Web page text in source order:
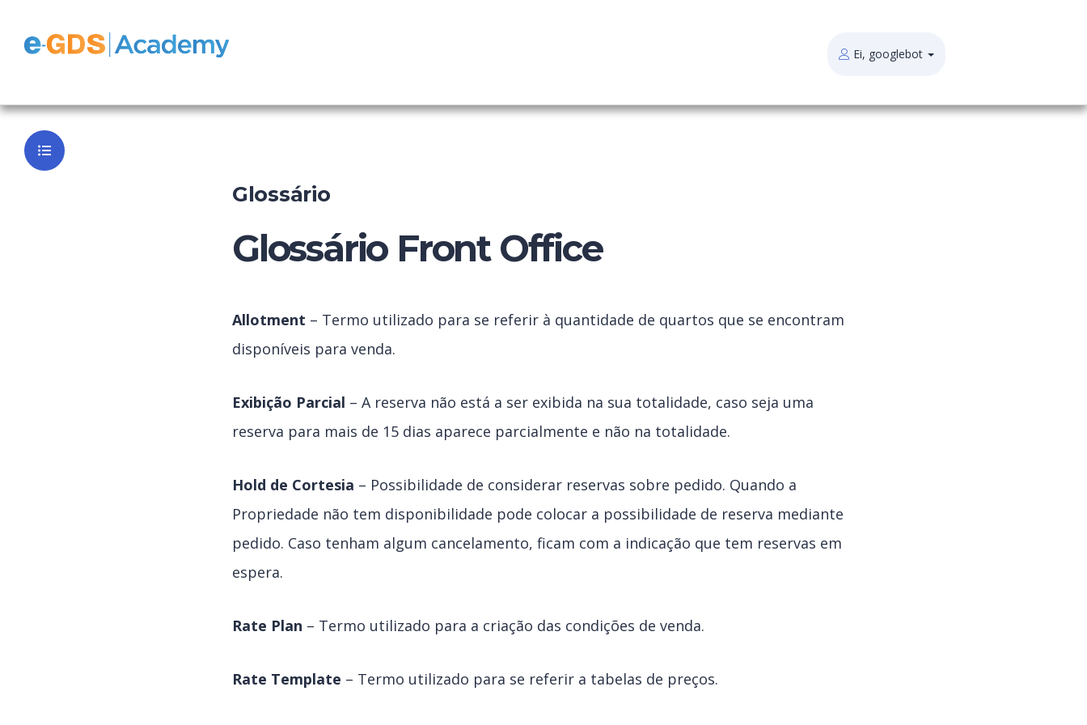
Ei, googlebot
Glossário
Glossário Front Office
Allotment – Termo utilizado para se referir à quantidade de quartos que se encontram
disponíveis para venda.
Exibição Parcial – A reserva não está a ser exibida na sua totalidade, caso seja uma
reserva para mais de 15 dias aparece parcialmente e não na totalidade.
Hold de Cortesia – Possibilidade de considerar reservas sobre pedido. Quando a
Propriedade não tem disponibilidade pode colocar a possibilidade de reserva mediante
pedido. Caso tenham algum cancelamento, ficam com a indicação que tem reservas em
espera.
Rate Plan – Termo utilizado para a criação das condições de venda.
Rate Template – Termo utilizado para se referir a tabelas de preços.